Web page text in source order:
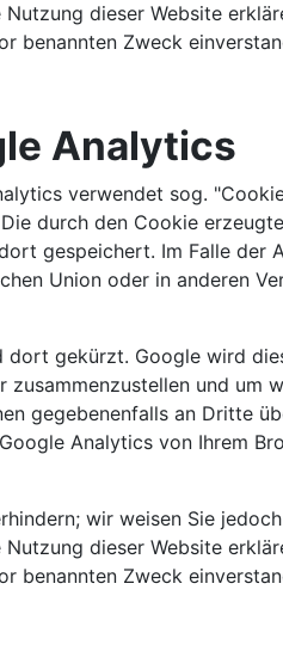
dieser Website
benannten Zweck
Analytics
verwendet sog.
durch den Cookie
gespeichert. Im Falle der
Union oder in anderen
gekürzt. Google wird
und um
gegebenenfalls an Dritte
Analytics von Ihrem
wir weisen Sie
dieser Website
benannten Zweck